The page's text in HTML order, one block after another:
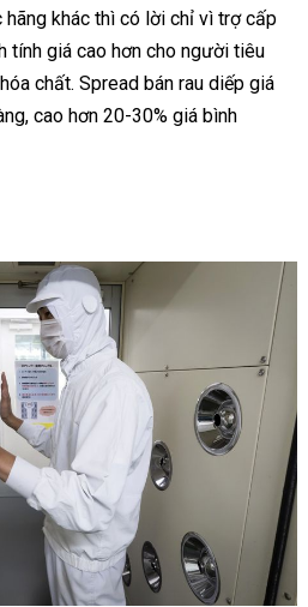
hãng khác thì có lời chỉ vì trợ cấp
tính giá cao hơn cho người tiêu
chất. Spread bán rau diếp giá
cao hơn 20-30% giá bình